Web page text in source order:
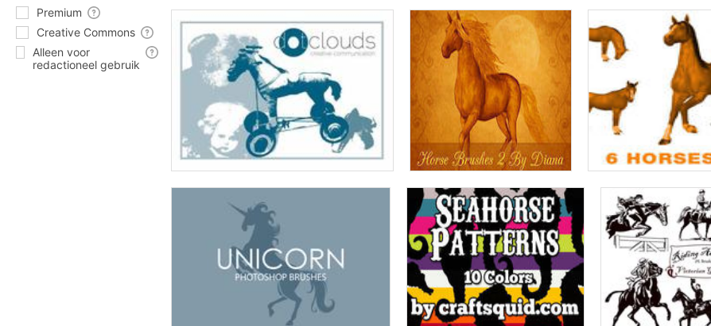
Premium
Creative Commons
Alleen voor
redactioneel gebruik